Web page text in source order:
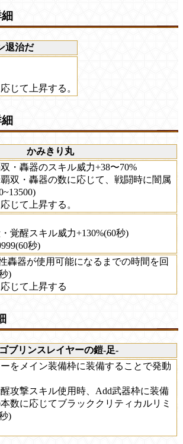
退治だ
じて上昇する。
かみきり丸
・轟器のスキル威力+38〜70%
双・轟器の数に応じて、戦闘時に闇属
じて上昇する。
覚醒スキル威力+130%(60秒)
秒)
轟器が使用可能になるまでの時間を回
)
じて上昇する
ブリンスレイヤーの鎧-足-
ーをメイン装備枠に装備することで発動
攻撃スキル使用時、Add武器枠に装備
数に応じてブラッククリティカルリミ
)